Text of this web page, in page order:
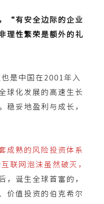
“有安全边际的企业
理性繁荣是额外的礼
是中国在2001年入
球化发展的高速生长
稳妥地盈利与成长，
成熟的风险投资体系
联网泡沫虽然破灭，
，诞生全球首富的，
价值投资的伯克希尔